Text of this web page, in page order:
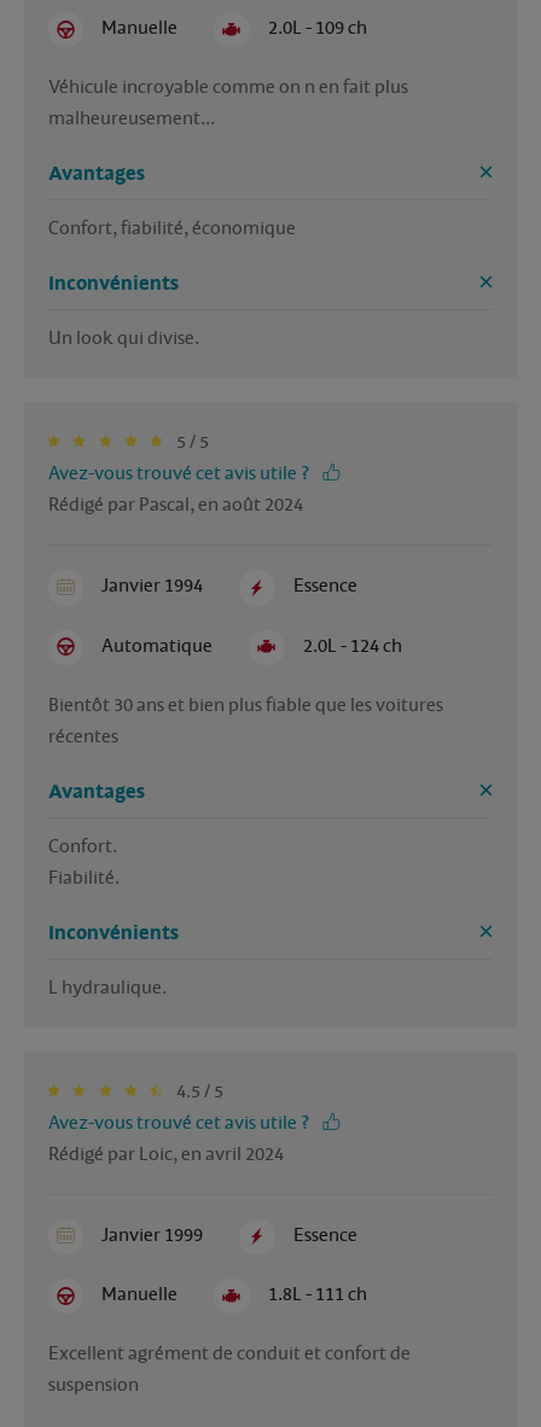
Manuelle 2.0L - 109 ch
Véhicule incroyable comme on n en fait plus
malheureusement...
Avantages
Confort, fiabilité, économique
Inconvénients
Un look qui divise.
5 / 5
Avez-vous trouvé cet avis utile ?
Rédigé par Pascal, en août 2024
Janvier 1994 Essence
Automatique 2.0L - 124 ch
Bientôt 30 ans et bien plus fiable que les voitures
récentes
Avantages
Confort.
Fiabilité.
Inconvénients
L hydraulique.
4.5 / 5
Avez-vous trouvé cet avis utile ?
Rédigé par Loic, en avril 2024
Janvier 1999 Essence
Manuelle 1.8L - 111 ch
Excellent agrément de conduit et confort de
suspension